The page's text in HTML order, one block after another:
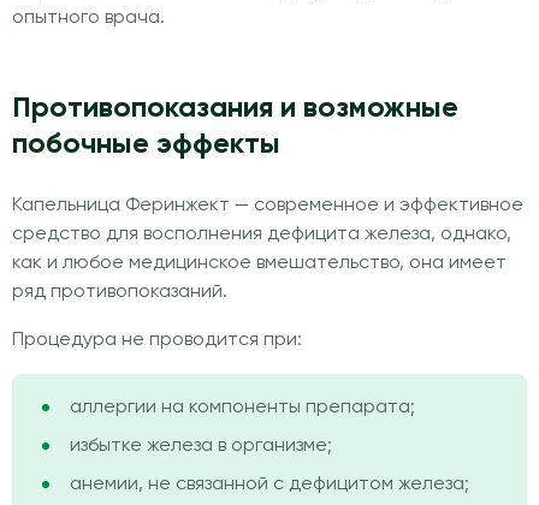
опытного врача.
Противопоказания и возможные
побочные эффекты
Капельница Феринжект — современное и эффективное
средство для восполнения дефицита железа, однако,
как и любое медицинское вмешательство, она имеет
ряд противопоказаний.
Процедура не проводится при:
аллергии на компоненты препарата;
избытке железа в организме;
анемии, не связанной с дефицитом железа;